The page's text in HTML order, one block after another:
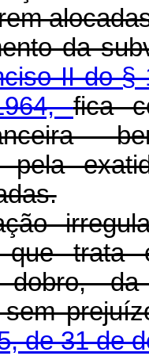
da
II do §
fica
pela
que trata
da
sem
de 31 de